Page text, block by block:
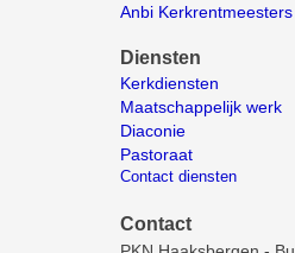
Anbi Kerkrentmeesters
Diensten
Kerkdiensten
Maatschappelijk werk
Diaconie
Pastoraat
Contact diensten
Contact